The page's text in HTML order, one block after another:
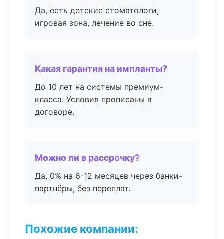
Да, есть детские стоматологи,
игровая зона, лечение во сне.
Какая гарантия на импланты?
До 10 лет на системы премиум-
класса. Условия прописаны в
договоре.
Можно ли в рассрочку?
Да, 0% на 6-12 месяцев через банки-
партнёры, без переплат.
Похожие компании: